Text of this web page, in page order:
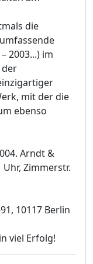
die
2003...) im
der
mit der die
ebenso
Arndt &
Zimmerstr.
10117 Berlin
viel Erfolg!